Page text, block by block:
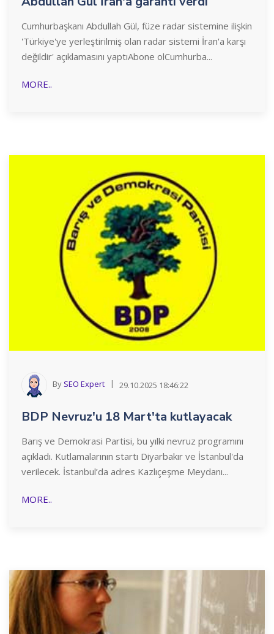
Cumhurbaşkanı Abdullah Gül, füze radar sistemine ilişkin
'Türkiye'ye yerleştirilmiş olan radar sistemi İran'a karşı
değildir' açıklamasını yaptıAbone olCumhurba...
MORE..
By SEO Expert 29.10.2025 18:46:22
BDP Nevruz'u 18 Mart'ta kutlayacak
Barış ve Demokrasi Partisi, bu yılki nevruz programını
açıkladı. Kutlamalarının startı Diyarbakır ve İstanbul'da
verilecek. İstanbul’da adres Kazlıçeşme Meydanı...
MORE..